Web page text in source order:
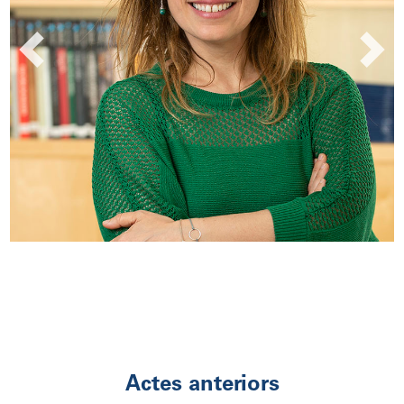
Previous Next
Actes anteriors